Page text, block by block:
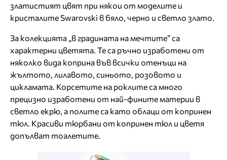
златистият цвят при някои от моделите и
кристалите Swarovski в бяло, черно и светло злато.
За колекцията „в градината на мечтите” са
характерни цветята. Те са ръчно изработени от
няколко вида коприна във всички отенъци на
жълтото, лилавото, синьото, розовото и
цикламата. Корсетите на роклите са много
прецизно изработени от най-фините материи в
светло екрю, а полите са като облаци от копринен
тюл. Красиви тюрбани от копринен тюл и цветя
допълват тоалетите.